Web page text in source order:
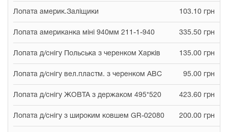
Лопата америк.Заліщики 103.10 грн
Лопата американка міні 940мм 211-1-940 335.50 грн
Лопата д/снігу Польська з черенком Харків 135.00 грн
Лопата д/снігу вел.пластм. з черенком АВС 95.00 грн
Лопата д/снігу ЖОВТА з держаком 495*520 423.60 грн
Лопата д/снігу з широким ковшем GR-02080 200.00 грн